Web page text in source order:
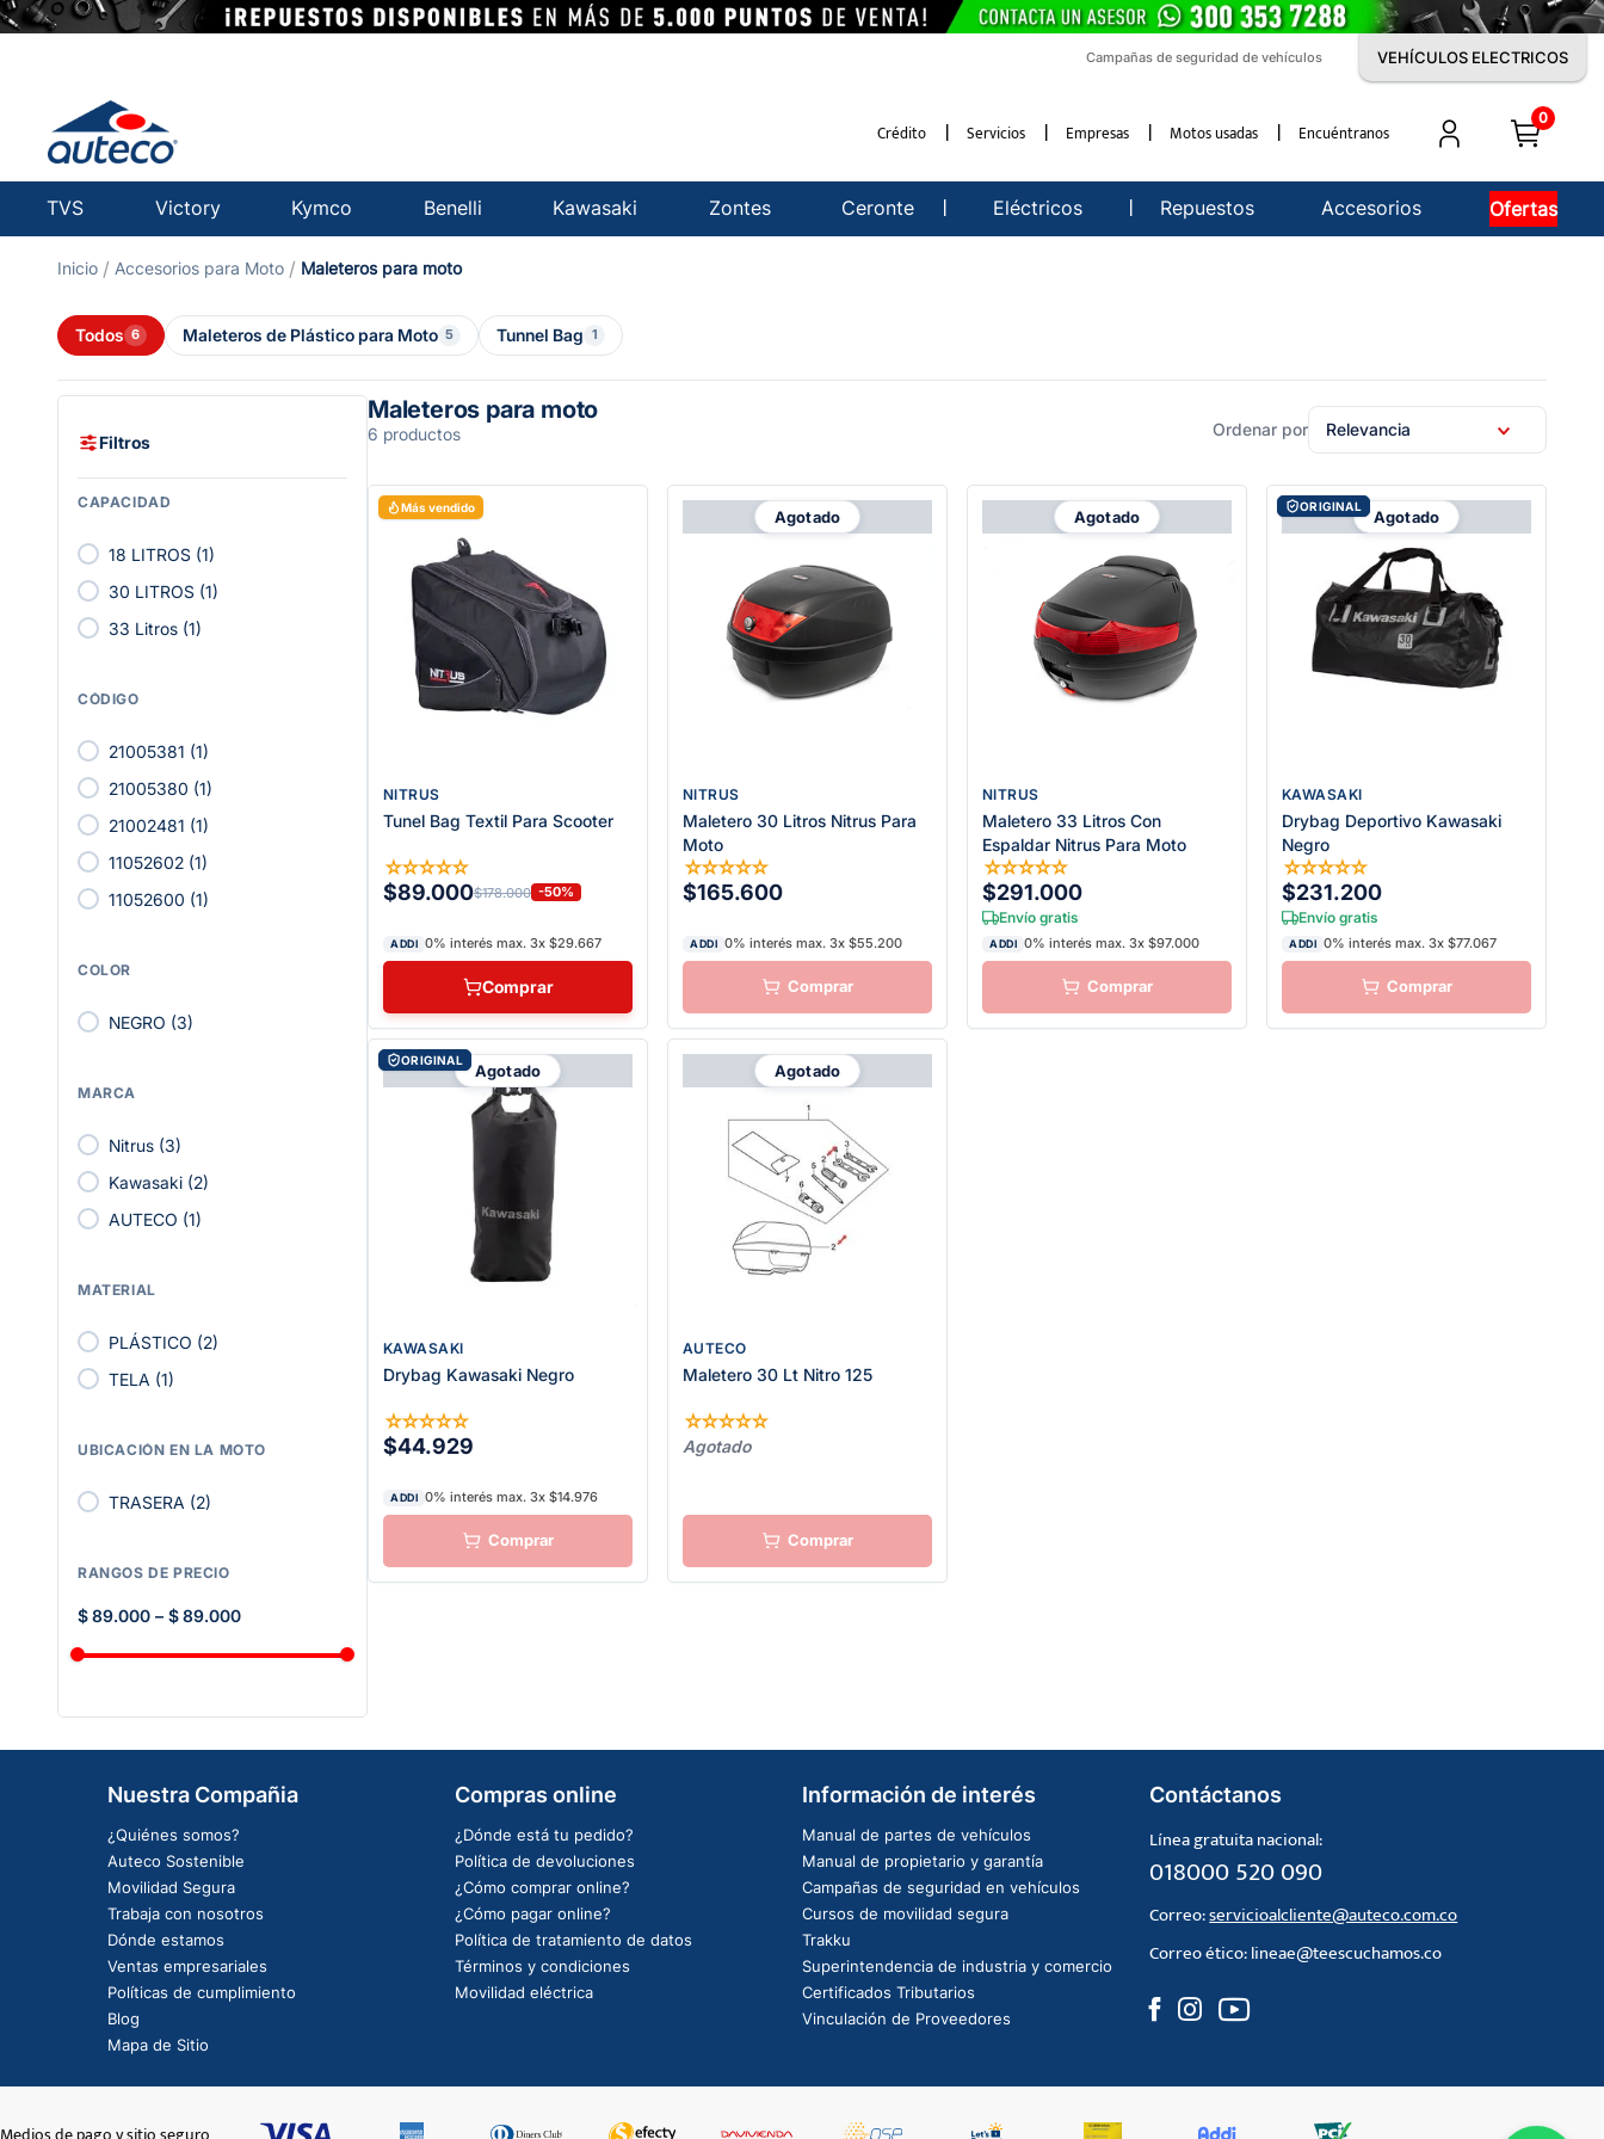
Campañas de seguridad de vehículos VEHÍCULOS ELECTRICOS
Crédito Servicios Empresas Motos usadas Encuéntranos
0
TVS Victory Kymco Benelli Kawasaki Zontes Ceronte Eléctricos Repuestos Accesorios Ofertas
Accesorios para Moto maleteros para moto
Todos 6 Maleteros de Plástico para Moto 5 Tunnel Bag 1
Filtros
CAPACIDAD
18 LITROS (1)
30 LITROS (1)
33 Litros (1)
CÓDIGO
21005381 (1)
21005380 (1)
21002481 (1)
11052602 (1)
11052600 (1)
COLOR
NEGRO (3)
MARCA
Nitrus (3)
Kawasaki (2)
AUTECO (1)
MATERIAL
PLÁSTICO (2)
TELA (1)
UBICACIÓN EN LA MOTO
TRASERA (2)
RANGOS DE PRECIO
$ 89.000 – $ 89.000
Maleteros para moto
6 productos Relevancia
Más vendido
NITRUS
Tunel Bag Textil Para Scooter
☆☆☆☆☆
$89.000$178.000 -50%
ADDI 0% interés max. 3x $29.667
Comprar
Agotado
NITRUS
Maletero 30 Litros Nitrus Para
Moto
☆☆☆☆☆
$165.600
ADDI 0% interés max. 3x $55.200
Agotado
NITRUS
Maletero 33 Litros Con
Espaldar Nitrus Para Moto
☆☆☆☆☆
$291.000
Envío gratis
ADDI 0% interés max. 3x $97.000
Agotado
ORIGINAL
KAWASAKI
Drybag Deportivo Kawasaki
Negro
☆☆☆☆☆
$231.200
Envío gratis
ADDI 0% interés max. 3x $77.067
Agotado
ORIGINAL
KAWASAKI
Drybag Kawasaki Negro
☆☆☆☆☆
$44.929
ADDI 0% interés max. 3x $14.976
Agotado
AUTECO
Maletero 30 Lt Nitro 125
☆☆☆☆☆
Agotado
Nuestra Compañia
¿Quiénes somos?
Auteco Sostenible
Movilidad Segura
Trabaja con nosotros
Dónde estamos
Ventas empresariales
Políticas de cumplimiento
Blog
Mapa de Sitio
Compras online
¿Dónde está tu pedido?
Política de devoluciones
¿Cómo comprar online?
¿Cómo pagar online?
Política de tratamiento de datos
Términos y condiciones
Movilidad eléctrica
Información de interés
Manual de partes de vehículos
Manual de propietario y garantía
Campañas de seguridad en vehículos
Cursos de movilidad segura
Trakku
Superintendencia de industria y comercio
Certificados Tributarios
Vinculación de Proveedores
Contáctanos
Línea gratuita nacional:
018000 520 090
Correo:servicioalcliente@auteco.com.co
Correo ético:lineae@teescuchamos.co